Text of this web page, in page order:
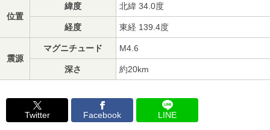
位置
緯度 北緯 34.0度
経度 東経 139.4度
震源
マグニチュード M4.6
深さ 約20km
Twitter Facebook LINE